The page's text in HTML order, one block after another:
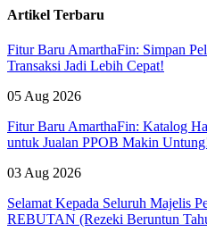
Artikel Terbaru
Fitur Baru AmarthaFin: Simpan
Transaksi Jadi Lebih Cepat!
05 Aug 2026
Fitur Baru AmarthaFin: Katalog
untuk Jualan PPOB Makin
03 Aug 2026
Selamat Kepada Seluruh Majelis
REBUTAN (Rezeki Beruntun